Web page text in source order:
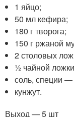
1 яйцо;
50 мл кефира;
180 г творога;
150 г ржаной
2 столовых
½ чайной
соль, специи —
кунжут.
Выход — 5 шт